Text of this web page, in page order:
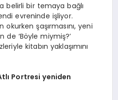
belirli bir temaya bağlı
evreninde işliyor.
okurken şaşırmasını, yeni
de ‘Böyle miymiş?’
kitabın yaklaşımını
Portresi yeniden